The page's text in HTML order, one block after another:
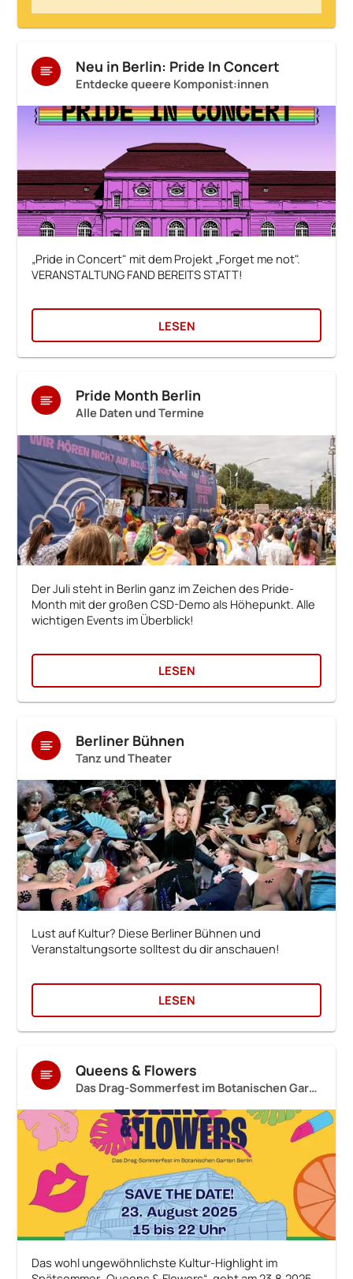
Neu in Berlin: Pride In Concert
Entdecke queere Komponist:innen
„Pride in Concert" mit dem Projekt „Forget me not".
VERANSTALTUNG FAND BEREITS STATT!
LESEN
Pride Month Berlin
Alle Daten und Termine
Der Juli steht in Berlin ganz im Zeichen des Pride-
Month mit der großen CSD-Demo als Höhepunkt. Alle
wichtigen Events im Überblick!
LESEN
Berliner Bühnen
Tanz und Theater
Lust auf Kultur? Diese Berliner Bühnen und
Veranstaltungsorte solltest du dir anschauen!
LESEN
Queens & Flowers
Das Drag-Sommerfest im Botanischen Garten Berlin
Das wohl ungewöhnlichste Kultur-Highlight im